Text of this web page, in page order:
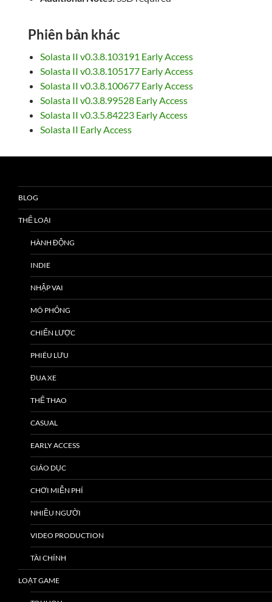
Phiên bản khác
Solasta II v0.3.8.103191 Early Access
Solasta II v0.3.8.105177 Early Access
Solasta II v0.3.8.100677 Early Access
Solasta II v0.3.8.99528 Early Access
Solasta II v0.3.5.84223 Early Access
Solasta II Early Access
BLOG
THỂ LOẠI
HÀNH ĐỘNG
INDIE
NHẬP VAI
MÔ PHỎNG
CHIẾN LƯỢC
PHIÊU LƯU
ĐUA XE
THỂ THAO
CASUAL
EARLY ACCESS
GIÁO DỤC
CHƠI MIỄN PHÍ
NHIỀU NGƯỜI
VIDEO PRODUCTION
TÀI CHÍNH
LOẠT GAME